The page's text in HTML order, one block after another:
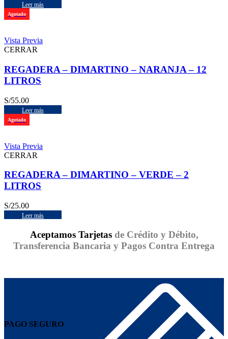
Leer más
Agotado
Vista Previa
CERRAR
REGADERA – DIMARTINO – NARANJA – 12
LITROS
S/55.00
Leer más
Agotado
Vista Previa
CERRAR
REGADERA – DIMARTINO – VERDE – 2
LITROS
S/25.00
Leer más
Aceptamos Tarjetas de Crédito y Débito,
Transferencia Bancaria y Pagos Contra Entrega
PAGO SEGURO